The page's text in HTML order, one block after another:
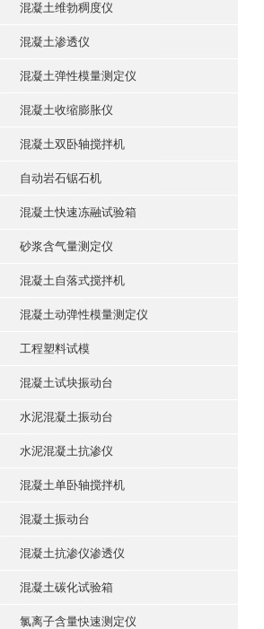
混凝土维勃稠度仪
混凝土渗透仪
混凝土弹性模量测定仪
混凝土收缩膨胀仪
混凝土双卧轴搅拌机
自动岩石锯石机
混凝土快速冻融试验箱
砂浆含气量测定仪
混凝土自落式搅拌机
混凝土动弹性模量测定仪
工程塑料试模
混凝土试块振动台
水泥混凝土振动台
水泥混凝土抗渗仪
混凝土单卧轴搅拌机
混凝土振动台
混凝土抗渗仪渗透仪
混凝土碳化试验箱
氯离子含量快速测定仪